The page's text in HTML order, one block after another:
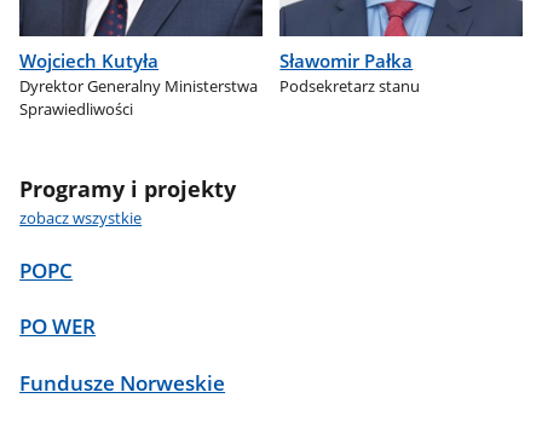
Wojciech Kutyła
Dyrektor Generalny Ministerstwa
Sprawiedliwości
Sławomir Pałka
Podsekretarz stanu
Programy i projekty
zobacz wszystkie
POPC
PO WER
Fundusze Norweskie